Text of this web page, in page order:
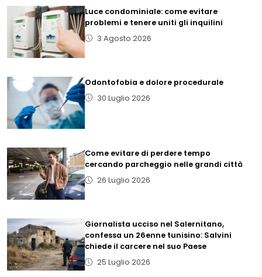
Luce condominiale: come evitare
problemi e tenere uniti gli inquilini
3 Agosto 2026
Odontofobia e dolore procedurale
30 Luglio 2026
Come evitare di perdere tempo
cercando parcheggio nelle grandi città
26 Luglio 2026
Giornalista ucciso nel Salernitano,
confessa un 26enne tunisino: Salvini
chiede il carcere nel suo Paese
25 Luglio 2026